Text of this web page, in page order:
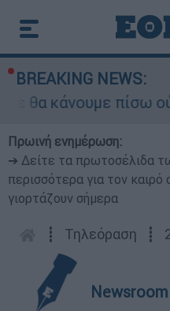
BREAKING NEWS:
θα κάνουμε πίσω
Πρωινή ενημέρωση:
➔ Δείτε τα πρωτοσέλιδα
περισσότερα για τον καιρό
γιορτάζουν σήμερα
┋ Τηλεόραση ┋
Newsroom